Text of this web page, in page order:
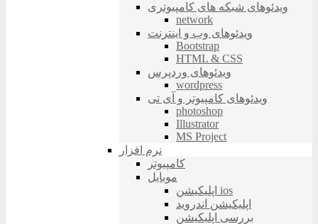
ویدئوهای شبکه های کامپیوتری
network
ویدئوهای وب و اینترنت
Bootstrap
HTML & CSS
ویدئوهای وردپرس
wordpress
ویدئوهای کامپیوتر و آی تی
photoshop
Illustrator
MS Project
نرم افزار
کامپیوتر
موبایل
اپلیکیشن ios
اپلیکیشن اندروید
بررسی اپلیکیشن